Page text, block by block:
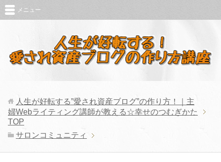
メニュー
人生が好転する”愛され資産ブログ”の作り方！｜主
婦Webライティング講師が教える☆幸せのつむぎかた
TOP
サロンコミュニティ